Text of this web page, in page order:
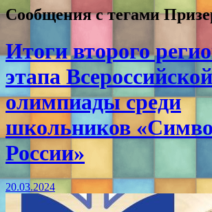
Сообщения с тегами
Итоги второго
этапа Всероссийской
олимпиады среди
школьников
России»
20.03.2024